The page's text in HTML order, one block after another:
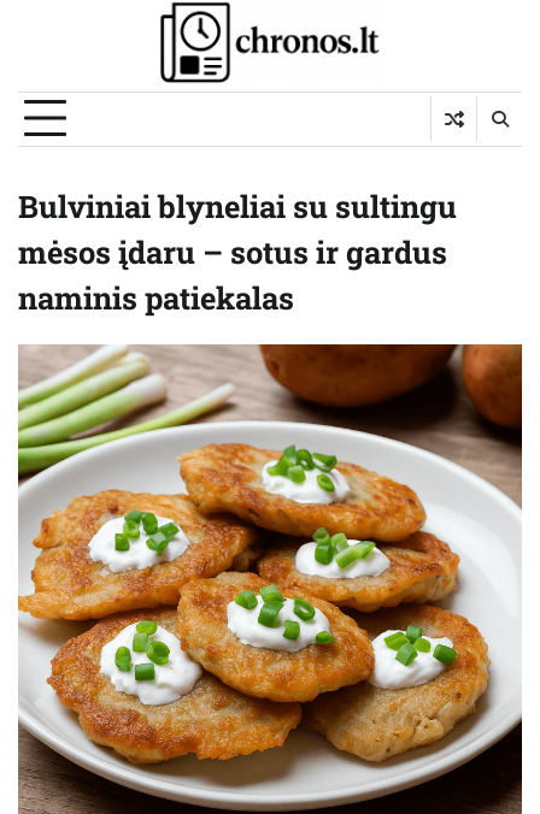
Bulviniai blyneliai su sultingu
mėsos įdaru – sotus ir gardus
naminis patiekalas